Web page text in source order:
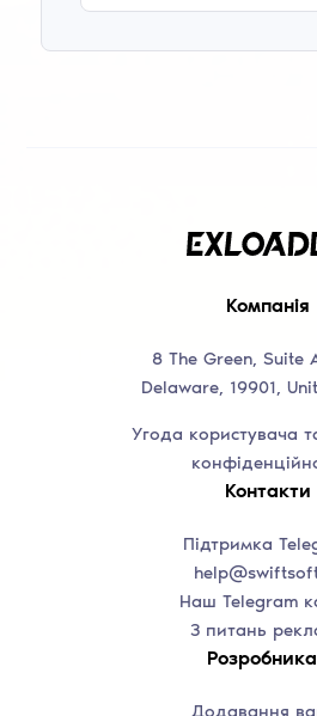
Компанія
8 The Green, Suite
Delaware, 19901,
Угода користувача
Контакти
Підтримка
Наш Telegram
З питань
Додавання